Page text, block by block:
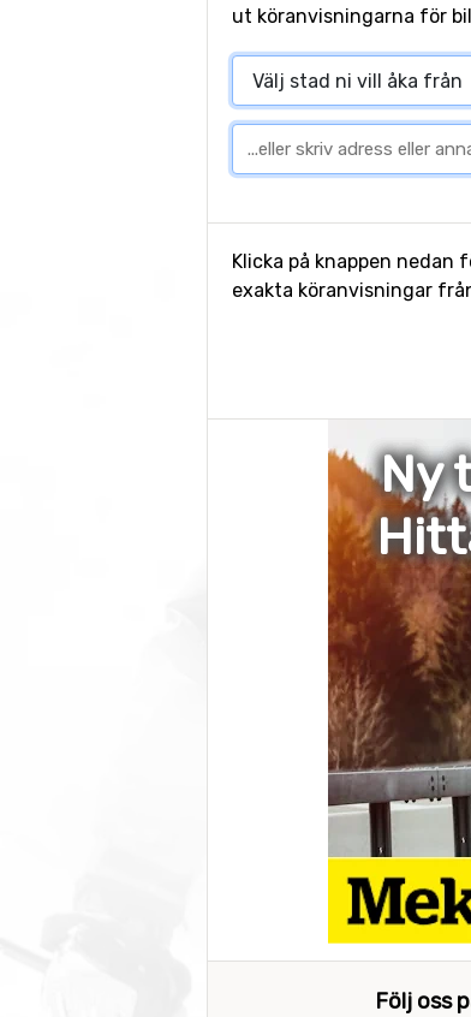
ut köranvisningarna för
Klicka på knappen
exakta köranvisningar
Ny
Följ oss